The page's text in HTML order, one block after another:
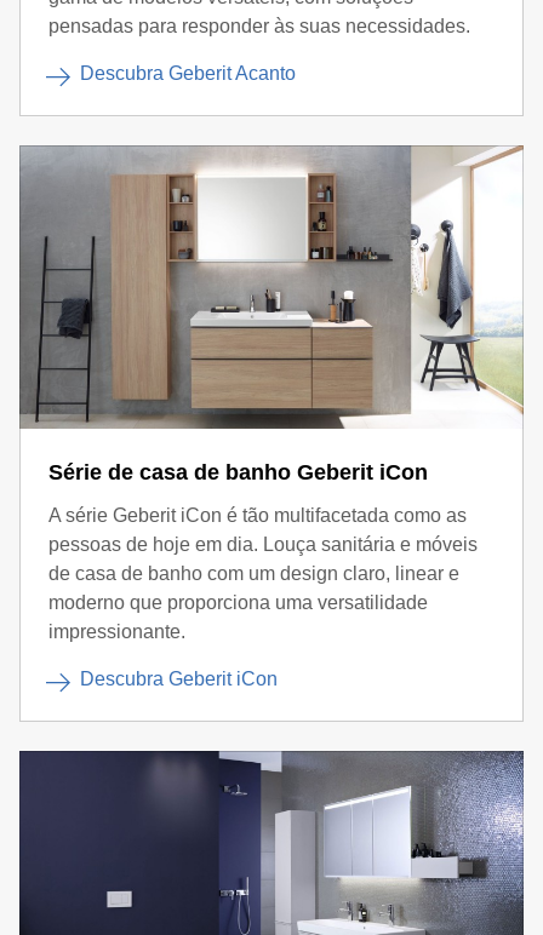
pensadas para responder às suas necessidades.
Descubra Geberit Acanto
Série de casa de banho Geberit iCon
A série Geberit iCon é tão multifacetada como as
pessoas de hoje em dia. Louça sanitária e móveis
de casa de banho com um design claro, linear e
moderno que proporciona uma versatilidade
impressionante.
Descubra Geberit iCon